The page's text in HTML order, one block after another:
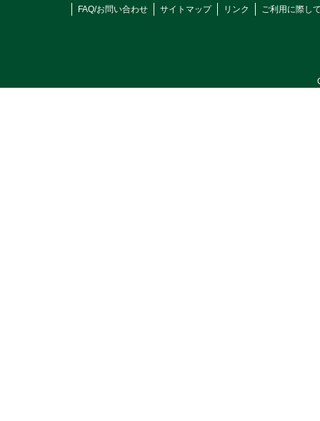
FAQ/お問い合わせ
サイトマップ リンク ご利用に際し